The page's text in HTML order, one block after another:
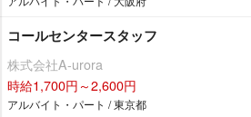
コールセンタースタッフ
株式会社A-urora
時給1,700円～2,600円
アルバイト・パート / 東京都